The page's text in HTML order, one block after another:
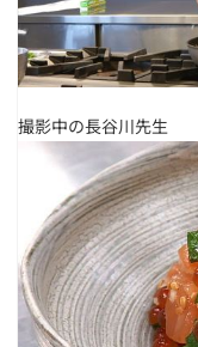
撮影中の長谷川先生